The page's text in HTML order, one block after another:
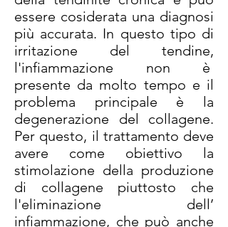
essere cosiderata una diagnosi
più accurata. In questo tipo di
irritazione del tendine,
l'infiammazione non è
presente da molto tempo e il
problema principale è la
degenerazione del collagene.
Per questo, il trattamento deve
avere come obiettivo la
stimolazione della produzione
di collagene piuttosto che
l'eliminazione dell’
infiammazione, che può anche